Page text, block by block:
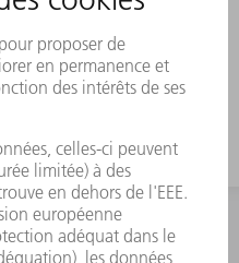
hautes, utilisez
hauteur de